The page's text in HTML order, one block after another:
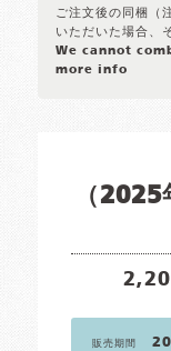
ご注文後の同梱（
いただいた場合、
We cannot
more info
（
販売期間